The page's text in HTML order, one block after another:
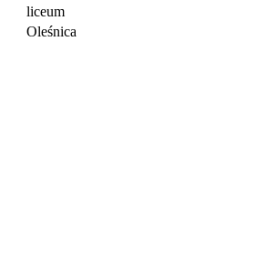
liceum
Oleśnica